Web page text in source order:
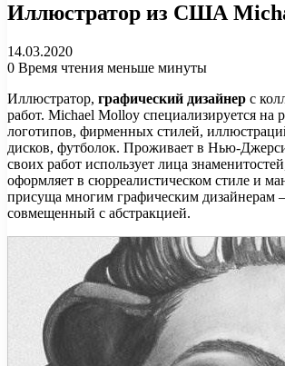
Иллюстратор из США
14.03.2020
0 Время чтения меньше минуты
Иллюстратор, графический дизайнер с
работ. Michael Molloy специализируется на
логотипов, фирменных стилей,
дисков, футболок. Проживает в Нью-
своих работ использует лица
оформляет в сюрреалистическом стиле и
присуща многим графическим дизайнерам
совмещенный с абстракцией.